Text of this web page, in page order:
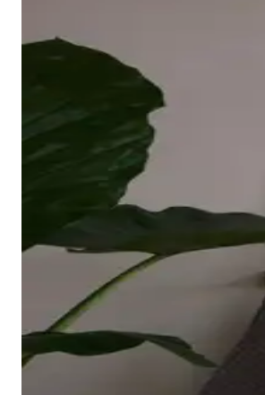
Los grifos adecuados para lavabo,
bañera completan la gama de la
manilla elíptica se integra en el
un suave arco y resulta muy
esquinas y es fácil de limpiar. El
disponible en Blanco o Blanco mate,
Mostrar bañeras